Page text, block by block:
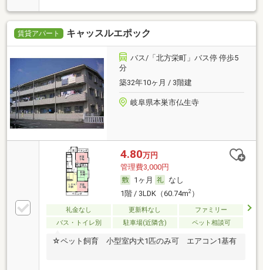
賃貸アパート キャッスルエポック
バス/「北方栄町」バス停 停歩5
分
築32年10ヶ月 / 3階建
岐阜県本巣市仏生寺
4.80万円
管理費3,000円
1ヶ月
なし
1階 / 3LDK（60.74m2）
礼金なし 更新料なし
ファミリー
バス・トイレ別
駐車場(近隣含) ペット相談可
☆ペット飼育 小型室内犬1匹のみ可 エアコン1基有